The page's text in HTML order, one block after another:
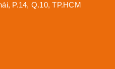
P.14, Q.10, TP.HCM